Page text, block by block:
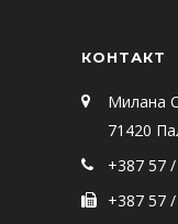
КОНТАКТ
Милана
71420
+387 57
+387 57